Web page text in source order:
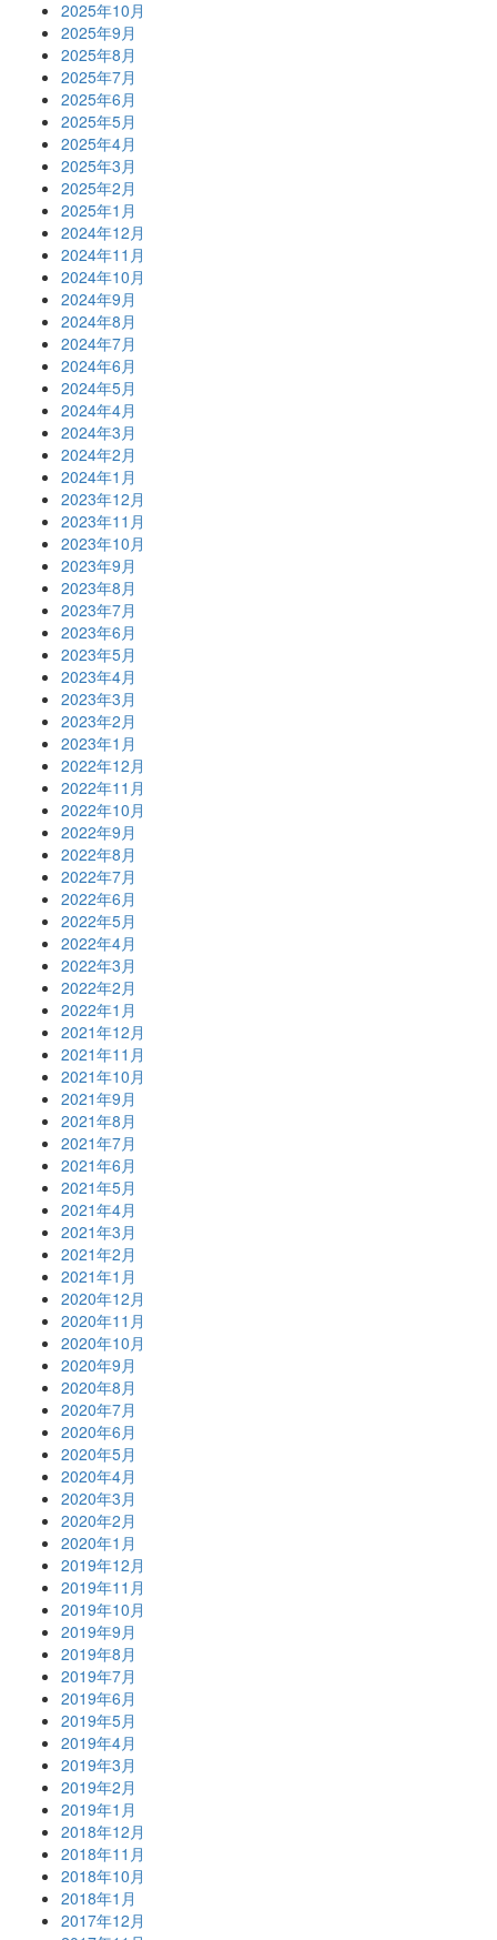
2025年10月
2025年9月
2025年8月
2025年7月
2025年6月
2025年5月
2025年4月
2025年3月
2025年2月
2025年1月
2024年12月
2024年11月
2024年10月
2024年9月
2024年8月
2024年7月
2024年6月
2024年5月
2024年4月
2024年3月
2024年2月
2024年1月
2023年12月
2023年11月
2023年10月
2023年9月
2023年8月
2023年7月
2023年6月
2023年5月
2023年4月
2023年3月
2023年2月
2023年1月
2022年12月
2022年11月
2022年10月
2022年9月
2022年8月
2022年7月
2022年6月
2022年5月
2022年4月
2022年3月
2022年2月
2022年1月
2021年12月
2021年11月
2021年10月
2021年9月
2021年8月
2021年7月
2021年6月
2021年5月
2021年4月
2021年3月
2021年2月
2021年1月
2020年12月
2020年11月
2020年10月
2020年9月
2020年8月
2020年7月
2020年6月
2020年5月
2020年4月
2020年3月
2020年2月
2020年1月
2019年12月
2019年11月
2019年10月
2019年9月
2019年8月
2019年7月
2019年6月
2019年5月
2019年4月
2019年3月
2019年2月
2019年1月
2018年12月
2018年11月
2018年10月
2018年1月
2017年12月